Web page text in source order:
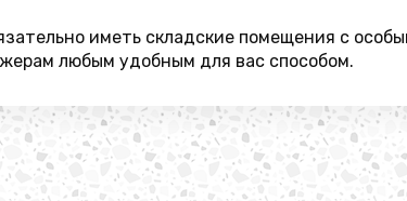
иметь складские помещения с
любым удобным для вас способом.